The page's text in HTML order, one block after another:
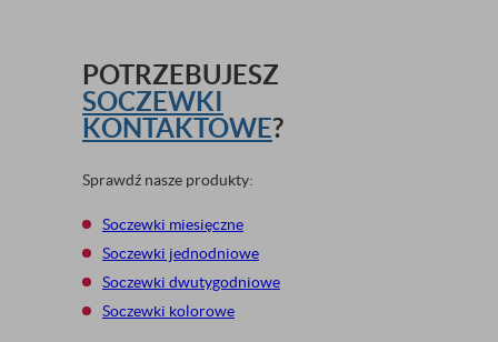
POTRZEBUJESZ
SOCZEWKI
KONTAKTOWE?
Sprawdź nasze produkty:
Soczewki miesięczne
Soczewki jednodniowe
Soczewki dwutygodniowe
Soczewki kolorowe